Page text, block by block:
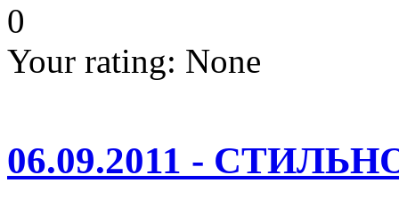
0
Your rating: None
06.09.2011 -